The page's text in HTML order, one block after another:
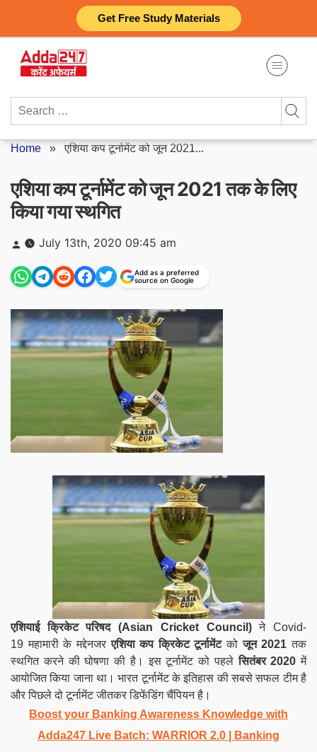
Get Free Study Materials
content
Search
Home »एशिया कप टूर्नामेंट को जून 2021...
एशिया कप टूर्नामेंट को जून 2021 तक के लिए
किया गया स्थगित
Posted
by
July 13th, 2020 09:45 am
Add as a preferred
source on Google
एशियाई क्रिकेट परिषद (Asian Cricket Council )ने Covid-
19 महामारी के मद्देनजरएशिया कप क्रिकेट टूर्नामेंटकोजून 2021 तक
स्थगित करने की घोषणा की है। इस टूर्नामेंट को पहलेसितंबर 2020 में
आयोजित किया जाना था। भारत टूर्नामेंट के इतिहास की सबसे सफल टीम है
और पिछले दो टूर्नामेंट जीतकर डिफेंडिंग चैंपियन है।
Boost your Banking Awareness Knowledge with
Adda247 Live Batch: WARRIOR 2.0 | Banking